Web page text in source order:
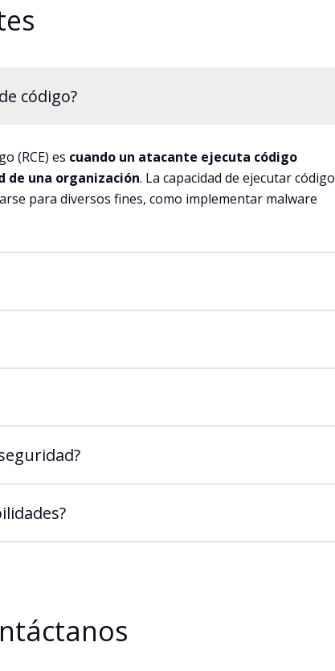
código?
(RCE) es cuando un atacante ejecuta código
de una organización. La capacidad de ejecutar código
para diversos fines, como implementar malware